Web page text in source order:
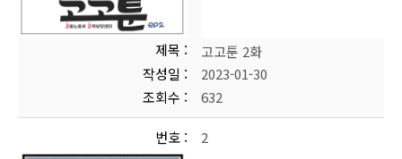
제목
고고툰 2화
작성일
2023-01-30
조회수
632
번호 2